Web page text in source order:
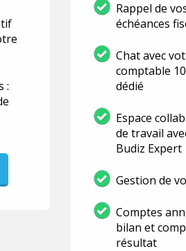
:
Rappel de
échéances
Chat avec
comptable
dédié
Espace
de travail
Budiz Expert
Gestion de
Comptes
bilan et
résultat